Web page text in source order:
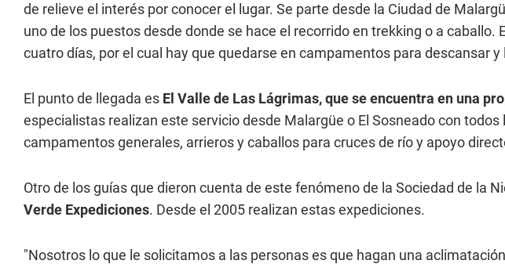
de relieve el interés por conocer el lugar. Se parte desde la Ciudad de
uno de los puestos desde donde se hace el recorrido en trekking o a caballo.
cuatro días, por el cual hay que quedarse en campamentos para descansar
El punto de llegada es El Valle de Las Lágrimas, que se encuentra en una
especialistas realizan este servicio desde Malargüe o El Sosneado con
campamentos generales, arrieros y caballos para cruces de río y apoyo
Otro de los guías que dieron cuenta de este fenómeno de la Sociedad de la
Verde Expediciones. Desde el 2005 realizan estas expediciones.
"Nosotros lo que le solicitamos a las personas es que hagan una